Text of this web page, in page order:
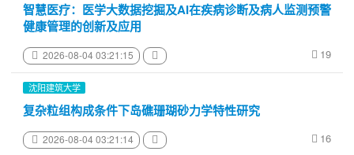
智慧医疗：医学大数据挖掘及AI在疾病诊断及病人监测预警
健康管理的创新及应用
2026-08-04 03:21:15 19
沈阳建筑大学
复杂粒组构成条件下岛礁珊瑚砂力学特性研究
2026-08-04 03:21:14 16